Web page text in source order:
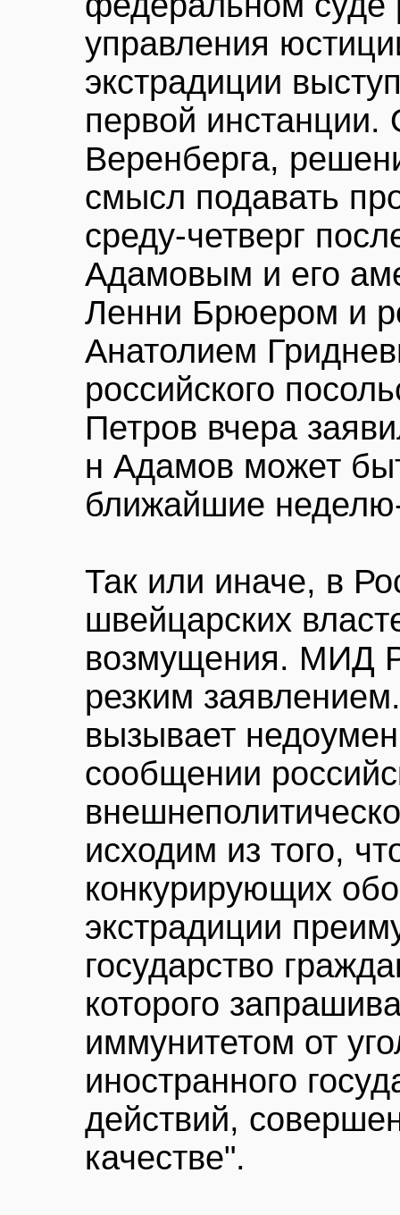
управления
экстрадиции
первой
Веренберга,
смысл подавать
среду-четверг
Адамовым и его
Ленни Брюером и
Анатолием
российского
Петров вчера
н Адамов может
ближайшие
Так или иначе, в
швейцарских
возмущения. МИД
резким
вызывает
сообщении
исходим из того,
конкурирующих
экстрадиции
государство
которого
иммунитетом от
иностранного
действий,
качестве".